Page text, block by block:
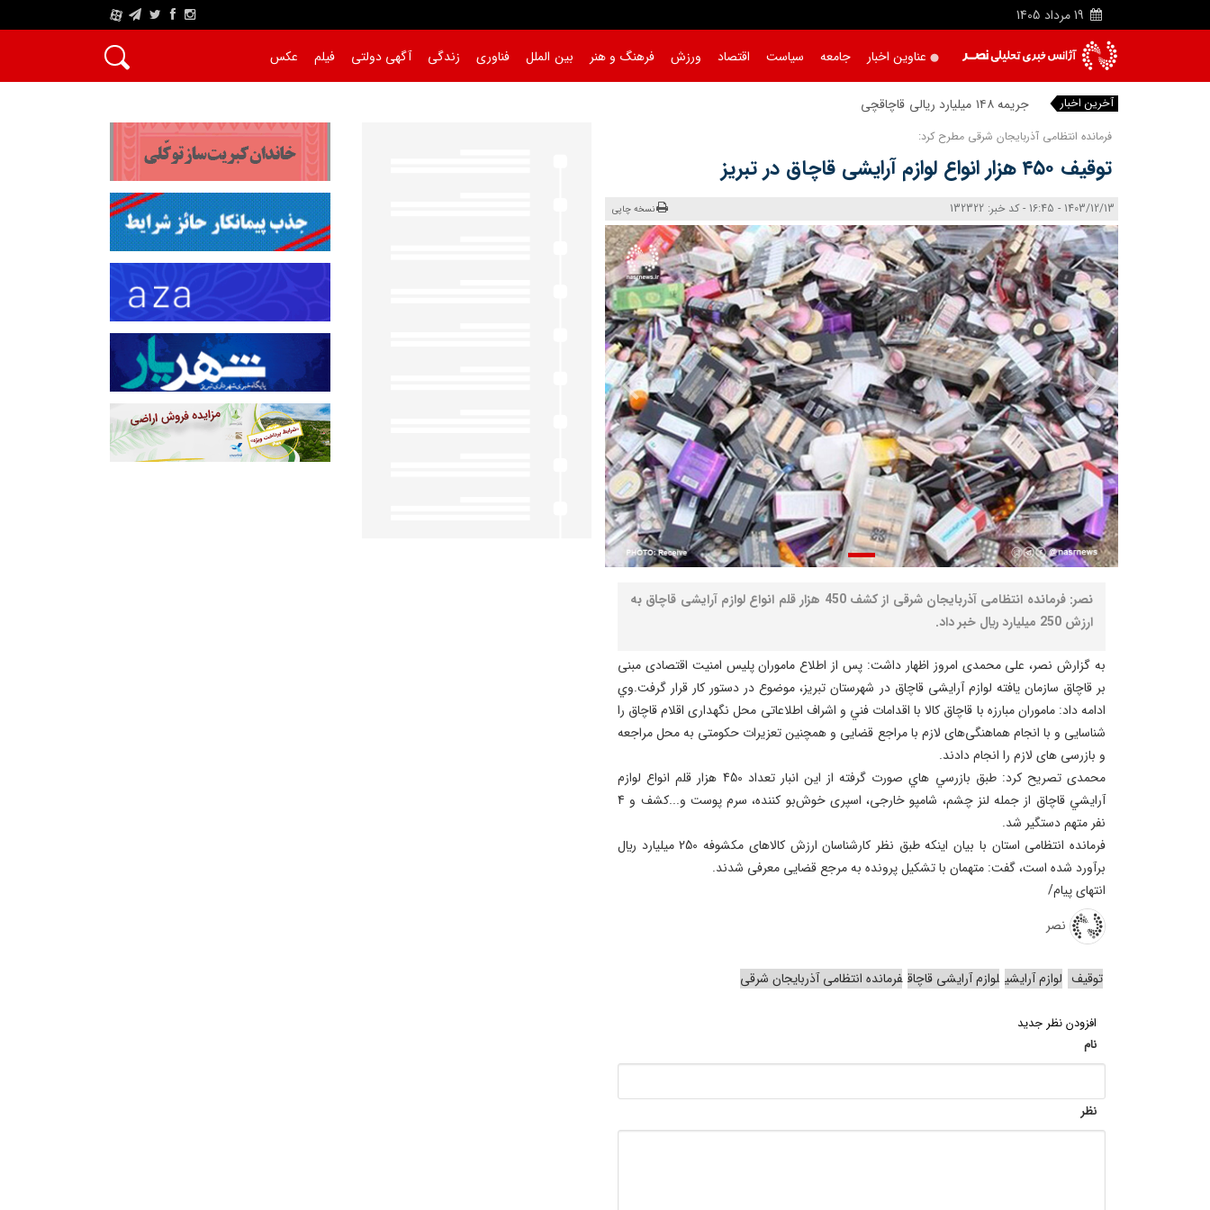
19 مرداد 1405
A
عناوین اخبار جامعه سیاست اقتصاد ورزش فرهنگ و هنر بین الملل فناوری زندگی آگهی دولتی فیلم عکس
آخرین اخبار جریمه ۱۴۸ میلیارد ریالی قاچاقچیان شمش نقره
فرمانده انتظامی آذربایجان ‌شرقی مطرح کرد:
توقیف ۴۵۰ هزار انواع لوازم آرايشی قاچاق در تبريز
1403/12/13 - 16:45 - کد خبر: 132322 نسخه چاپی
نصر: فرمانده انتظامی آذربایجان ‌شرقی از کشف 450 هزار قلم انواع لوازم آرايشی قاچاق به
ارزش 250 ميليارد ريال خبر داد.
به گزارش نصر، علی محمدی امروز اظهار داشت: پس از اطلاع ماموران پليس امنيت اقتصادی مبنی
بر قاچاق سازمان يافته لوازم آرايشی قاچاق در شهرستان تبريز، موضوع در دستور کار قرار گرفت.وي
ادامه داد: ماموران مبارزه با قاچاق کالا با اقدامات فني و اشراف اطلاعاتی محل نگهداری اقلام قاچاق را
شناسايی و با انجام هماهنگی‌های لازم با مراجع قضایی و همچنين تعزيرات حکومتی به محل مراجعه
و بازرسی های لازم را انجام دادند.
محمدی تصريح کرد: طبق بازرسي هاي صورت گرفته از اين انبار تعداد 450 هزار قلم انواع لوازم
آرايشي قاچاق از جمله لنز چشم، شامپو خارجی، اسپری خوش‌بو کننده، سرم پوست و...کشف و 4
نفر متهم دستگير شد.
فرمانده انتظامی استان با بيان اينکه طبق نظر کارشناسان ارزش کالاهای مکشوفه 250 ميليارد ريال
برآورد شده است، گفت: متهمان با تشکيل پرونده به مرجع قضایی معرفی شدند.
انتهای پیام/
نصر
توقیف لوازم آرایشی لوازم آرایشی قاچاق فرمانده انتظامی آذربایجان شرقی
افزودن نظر جدید
نام
نظر